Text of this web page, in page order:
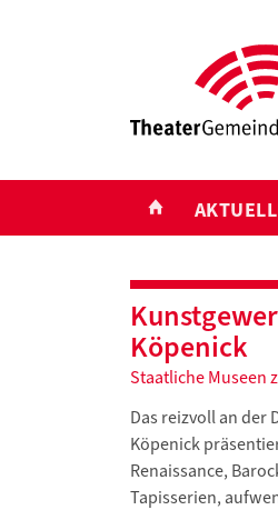
START
Köpenick
Staatliche Museen
Das reizvoll an der
Köpenick
Renaissance,
Tapisserien,